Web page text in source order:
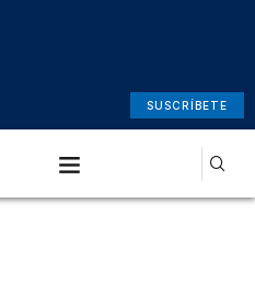
SUSCRÍBETE